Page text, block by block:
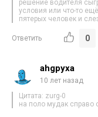
решение водителя
условия или что-то
пятерых человек и
Ответить 0
ahgpyxa
10 лет назад
Цитата: zurg-0
на поло мудак справо